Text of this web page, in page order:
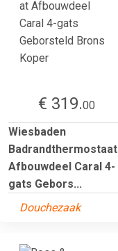
€ 319.00
Wiesbaden
Badrandthermostaat
Afbouwdeel Caral 4-
gats Gebors...
Douchezaak